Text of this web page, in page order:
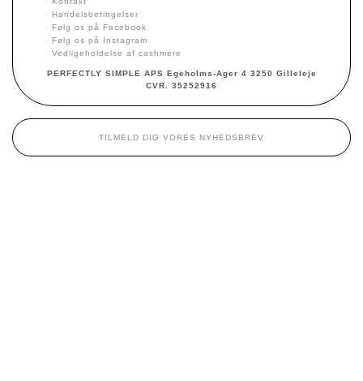
· Handelsbetingelser
· Følg os på Facebook
·
Følg os på Instagram
· Vedligeholdelse af cashmere
PERFECTLY SIMPLE APS Egeholms-Ager 4 3250 Gilleleje
CVR. 35252916
TILMELD DIG VORES NYHEDSBREV